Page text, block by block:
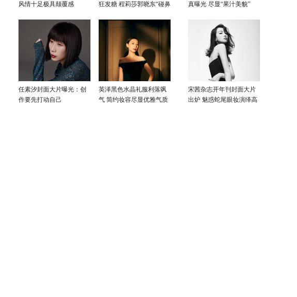
风情十足极具颠覆感
狂发糖 程莉莎郭晓东“碰鼻
真曝光 尽显“果汁美貌”
任素汐封面大片曝光：创
作要先打动自己
英泽黑色水晶礼服利落飒
气 简约妆容尽显优雅气质
宋茜杂志开年刊封面大片
出炉 魅惑蛇尾眼妆演绎高